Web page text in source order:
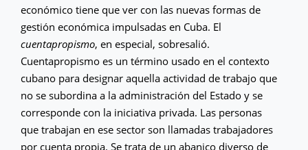
económico tiene que ver con las nuevas formas de
gestión económica impulsadas en Cuba. El
cuentapropismo, en especial, sobresalió.
Cuentapropismo es un término usado en el contexto
cubano para designar aquella actividad de trabajo que
no se subordina a la administración del Estado y se
corresponde con la iniciativa privada. Las personas
que trabajan en ese sector son llamadas trabajadores
por cuenta propia. Se trata de un abanico diverso de